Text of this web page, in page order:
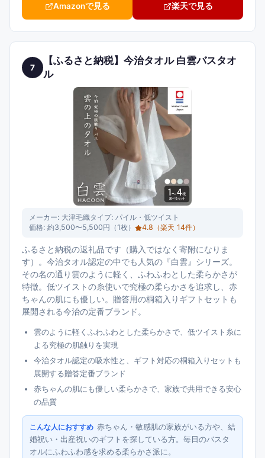
Amazonで見る 楽天で見る
7
【ふるさと納税】今治タオル 白雲バスタオ
ル
メーカー: 大津毛織タイプ: パイル・低ツイスト
価格: 約3,500〜5,500円（1枚） 4.8 （楽天 14件）
ふるさと納税の返礼品です（購入ではなく寄附になりま
す）。今治タオル認定の中でも人気の『白雲』シリーズ。
その名の通り雲のように軽く、ふわふわとした柔らかさが
特徴。低ツイストの糸使いで究極の柔らかさを追求し、赤
ちゃんの肌にも優しい。贈答用の桐箱入りギフトセットも
展開される今治の定番ブランド。
雲のように軽くふわふわとした柔らかさで、低ツイスト糸に
よる究極の肌触りを実現
今治タオル認定の吸水性と、ギフト対応の桐箱入りセットも
展開する贈答定番ブランド
赤ちゃんの肌にも優しい柔らかさで、家族で共用できる安心
の品質
こんな人におすすめ 赤ちゃん・敏感肌の家族がいる方や、結
婚祝い・出産祝いのギフトを探している方。毎日のバスタ
オルにふわふわ感を求める柔らかさ派に。